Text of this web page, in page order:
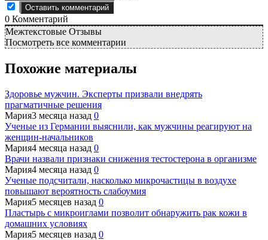
0 Комментарий
Межтекстовые Отзывы
Посмотреть все комментарии
Похожие материалы
Здоровье мужчин. Эксперты призвали внедрять
прагматичные решения
Мария3 месяца назад 0
Ученые из Германии выяснили, как мужчины реагируют на
женщин-начальников
Мария4 месяца назад 0
Врачи назвали признаки снижения тестостерона в организме
Мария4 месяца назад 0
Ученые подсчитали, насколько микрочастицы в воздухе
повышают вероятность слабоумия
Мария5 месяцев назад 0
Пластырь с микроиглами позволит обнаружить рак кожи в
домашних условиях
Мария5 месяцев назад 0